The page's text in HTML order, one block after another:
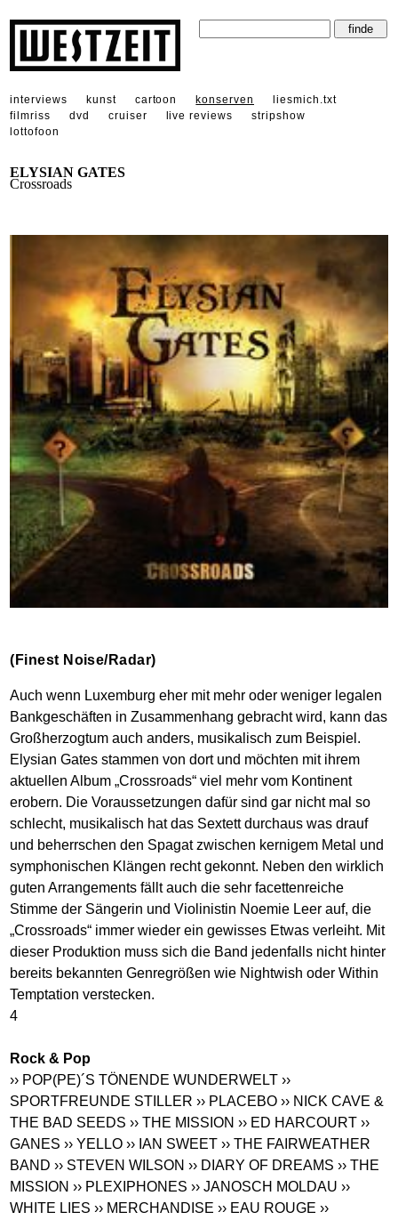
interviews kunst cartoon konserven
liesmich.txt
filmriss
dvd cruiser live reviews
stripshow
lottofoon
ELYSIAN GATES
Crossroads
(Finest Noise/Radar)
Auch wenn Luxemburg eher mit mehr oder weniger legalen
Bankgeschäften in Zusammenhang gebracht wird, kann das
Großherzogtum auch anders, musikalisch zum Beispiel.
Elysian Gates stammen von dort und möchten mit ihrem
aktuellen Album „Crossroads“ viel mehr vom Kontinent
erobern. Die Voraussetzungen dafür sind gar nicht mal so
schlecht, musikalisch hat das Sextett durchaus was drauf
und beherrschen den Spagat zwischen kernigem Metal und
symphonischen Klängen recht gekonnt. Neben den wirklich
guten Arrangements fällt auch die sehr facettenreiche
Stimme der Sängerin und Violinistin Noemie Leer auf, die
„Crossroads“ immer wieder ein gewisses Etwas verleiht. Mit
dieser Produktion muss sich die Band jedenfalls nicht hinter
bereits bekannten Genregrößen wie Nightwish oder Within
Temptation verstecken.
4
Rock & Pop
›› POP(PE)´S TÖNENDE WUNDERWELT ››
SPORTFREUNDE STILLER ›› PLACEBO ›› NICK CAVE &
THE BAD SEEDS ›› THE MISSION ›› ED HARCOURT ››
GANES ›› YELLO ›› IAN SWEET ›› THE FAIRWEATHER
BAND ›› STEVEN WILSON ›› DIARY OF DREAMS ›› THE
MISSION ›› PLEXIPHONES ›› JANOSCH MOLDAU ››
WHITE LIES ›› MERCHANDISE ›› EAU ROUGE ››